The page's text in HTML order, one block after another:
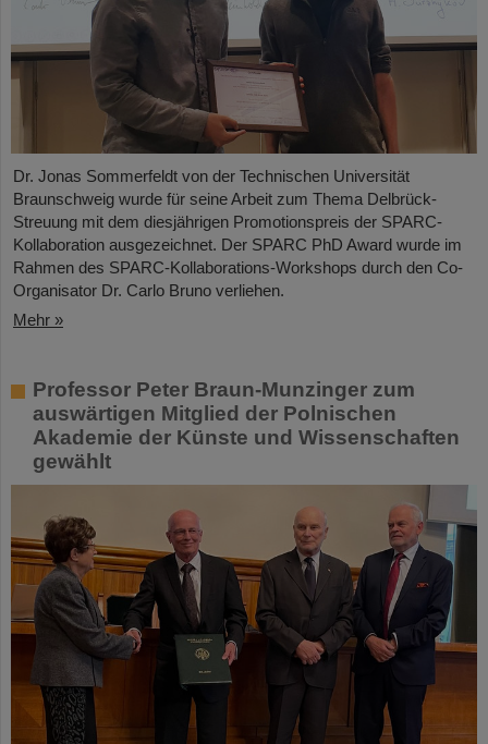
Dr. Jonas Sommerfeldt von der Technischen Universität
Braunschweig wurde für seine Arbeit zum Thema Delbrück-
Streuung mit dem diesjährigen Promotionspreis der SPARC-
Kollaboration ausgezeichnet. Der SPARC PhD Award wurde im
Rahmen des SPARC-Kollaborations-Workshops durch den Co-
Organisator Dr. Carlo Bruno verliehen.
Mehr »
Professor Peter Braun-Munzinger zum
auswärtigen Mitglied der Polnischen
Akademie der Künste und Wissenschaften
gewählt